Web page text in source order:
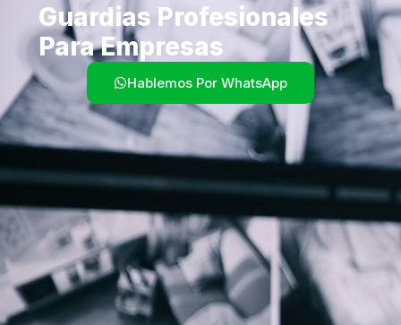
Guardias Profesionales
Para Empresas
Hablemos Por WhatsApp